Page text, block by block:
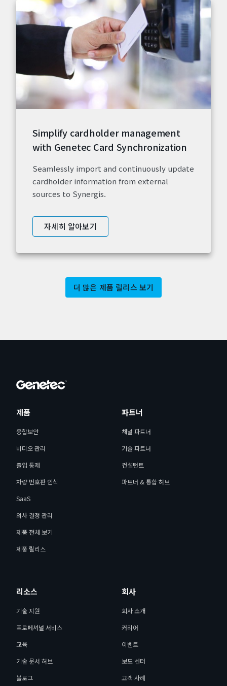
Simplify cardholder management
with Genetec Card Synchronization
Seamlessly import and continuously update
cardholder information from external
sources to Synergis.
자세히 알아보기
더 많은 제품 릴리스 보기
제품
융합보안
비디오 관리
출입 통제
차량 번호판 인식
SaaS
의사 결정 관리
제품 전체 보기
제품 릴리스
파트너
채널 파트너
기술 파트너
컨설턴트
파트너 & 통합 허브
리소스
기술 지원
프로페셔널 서비스
교육
기술 문서 허브
블로그
회사
회사 소개
커리어
이벤트
보도 센터
고객 사례